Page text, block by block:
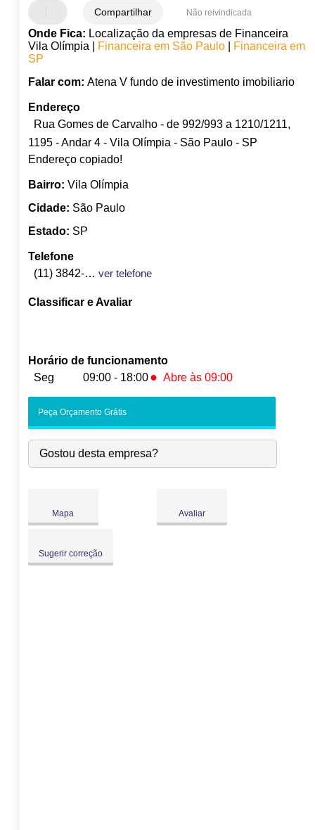
Compartilhar Não reivindicada
Onde Fica: Localização da empresas de Financeira
Vila Olímpia |
Financeira em São Paulo|
Financeira em
SP
Falar com: Atena V fundo de investimento imobiliario
Endereço
Rua Gomes de Carvalho - de 992/993 a 1210/1211,
1195 - Andar 4 - Vila Olímpia - São Paulo - SP
Endereço copiado!
Bairro: Vila Olímpia
Cidade: São Paulo
Estado: SP
Telefone
(11) 3842-1122
ver telefone
Classificar e Avaliar
Horário de funcionamento
Seg
09:00 - 18:00 ● Abre às 09:00
-
Qua:
09:00-18:00
Qui:
09:00-18:00
Peça Orçamento Grátis
Gostou desta empresa?
Mapa Avaliar
Sugerir correção